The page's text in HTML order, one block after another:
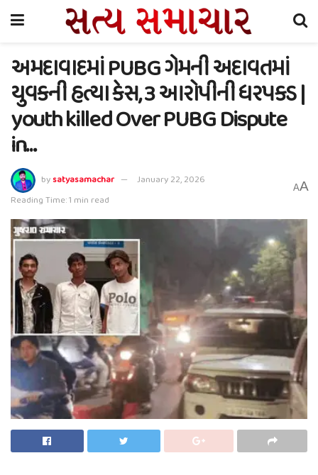
અમદાવાદમાં PUBG ગેમની અદાવતમાં
યુવકની હત્યા કેસ, 3 આરોપીની ધરપકડ |
youth killed Over PUBG Dispute
in…
bysatyasamachar
January 22, 2026
Reading Time: 1 min read
AA